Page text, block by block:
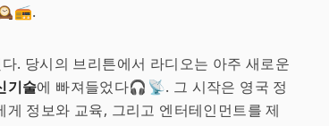
🕰️📻.
. 당시의 브리튼에서 라디오는 아주 새로운
기술에 빠져들었다🎧📡. 그 시작은 영국 정
정보와 교육, 그리고 엔터테인먼트를 제